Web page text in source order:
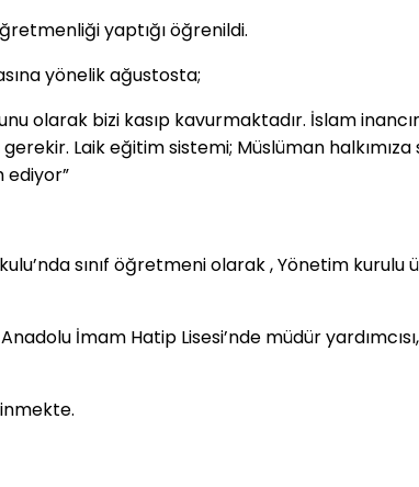
yaptığı öğrenildi.
yönelik ağustosta;
olarak bizi kasıp kavurmaktadır. İslam
Laik eğitim sistemi; Müslüman
ediyor”
sınıf öğretmeni olarak , Yönetim
İmam Hatip Lisesi’nde müdür